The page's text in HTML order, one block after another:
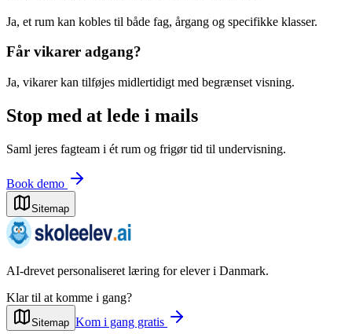
Ja, et rum kan kobles til både fag, årgang og specifikke klasser.
Får vikarer adgang?
Ja, vikarer kan tilføjes midlertidigt med begrænset visning.
Stop med at lede i mails
Saml jeres fagteam i ét rum og frigør tid til undervisning.
Book demo
Sitemap
AI-drevet personaliseret læring for elever i Danmark.
Klar til at komme i gang?
Sitemap Kom i gang gratis